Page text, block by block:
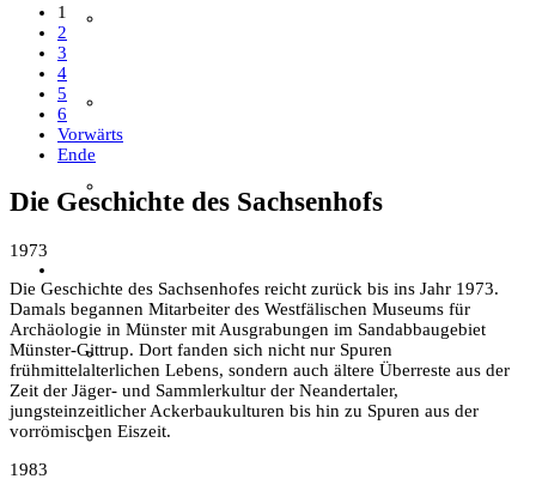
Aktuelles
Über den Verein
1
2
3
4
5
6
Vorwärts
Ende
Die Geschichte des Sachsenhofs
1973
Die Geschichte des Sachsenhofes reicht zurück bis ins Jahr 1973.
Damals begannen Mitarbeiter des Westfälischen Museums für
Archäologie in Münster mit Ausgrabungen im Sandabbaugebiet
Münster-Gittrup. Dort fanden sich nicht nur Spuren
frühmittelalterlichen Lebens, sondern auch ältere Überreste aus der
Zeit der Jäger- und Sammlerkultur der Neandertaler,
jungsteinzeitlicher Ackerbaukulturen bis hin zu Spuren aus der
vorrömischen Eiszeit.
1983